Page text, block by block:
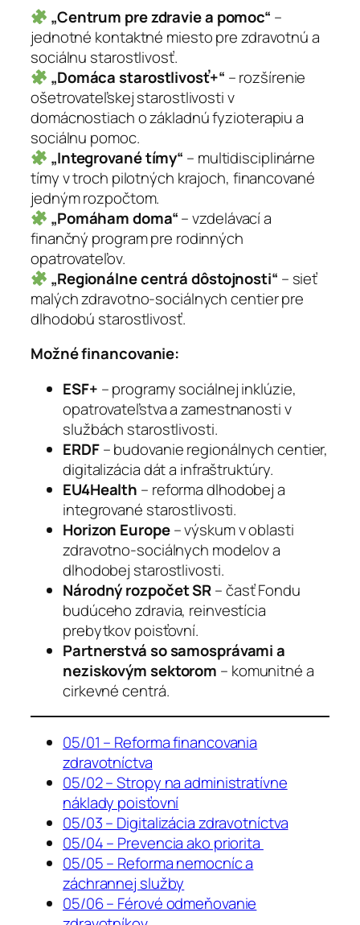
„Centrum pre zdravie a pomoc“ –
jednotné kontaktné miesto pre zdravotnú a
sociálnu starostlivosť.
„Domáca starostlivosť+“ – rozšírenie
ošetrovateľskej starostlivosti v
domácnostiach o základnú fyzioterapiu a
sociálnu pomoc.
„Integrované tímy“ – multidisciplinárne
tímy v troch pilotných krajoch, financované
jedným rozpočtom.
„Pomáham doma“– vzdelávací a
finančný program pre rodinných
opatrovateľov.
„Regionálne centrá dôstojnosti“ – sieť
malých zdravotno-sociálnych centier pre
dlhodobú starostlivosť.
Možné financovanie:
ESF+ – programy sociálnej inklúzie,
opatrovateľstva a zamestnanosti v
službách starostlivosti.
ERDF– budovanie regionálnych centier,
digitalizácia dát a infraštruktúry.
EU4Health – reforma dlhodobej a
integrované starostlivosti.
Horizon Europe– výskum v oblasti
zdravotno-sociálnych modelov a
dlhodobej starostlivosti.
Národný rozpočet SR– časť Fondu
budúceho zdravia, reinvestícia
prebytkov poisťovní.
Partnerstvá so samosprávami a
neziskovým sektorom – komunitné a
cirkevné centrá.
05/01 – Reforma financovania
zdravotníctva
05/02 – Stropy na administratívne
náklady poisťovní
05/03 – Digitalizácia zdravotníctva
05/04 – Prevencia ako priorita
05/05 – Reforma nemocníc a
záchrannej služby
05/06 – Férové odmeňovanie